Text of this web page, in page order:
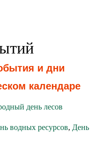
и дни
календаре
день лесов
водных ресурсов, День